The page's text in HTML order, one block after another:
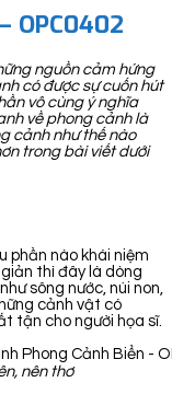
OPC0402
nguồn cảm hứng
có được sự cuốn hút
vô cùng ý nghĩa
về phong cảnh là
cảnh như thế nào
trong bài viết dưới
phần nào khái niệm
thì đây là dòng
sông nước, núi non,
cảnh vật có
tận cho người họa sĩ.
nên thơ